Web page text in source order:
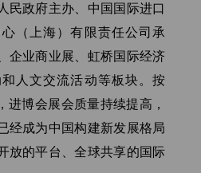
民政府主办、中国国际进口
（上海）有限责任公司承
企业商业展、虹桥国际经济
人文交流活动等板块。按
进博会展会质量持续提高，
经成为中国构建新发展格局
放的平台、全球共享的国际